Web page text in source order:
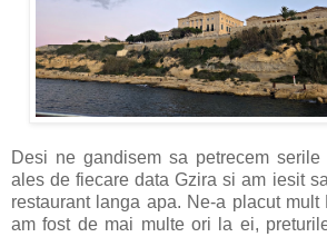
Desi ne gandisem sa petrecem
ales de fiecare data Gzira si am iesit
restaurant langa apa. Ne-a placut
am fost de mai multe ori la ei,